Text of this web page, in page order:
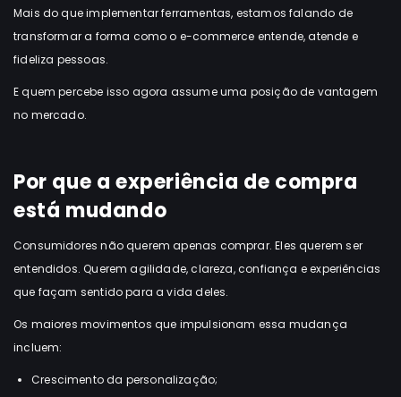
Mais do que implementar ferramentas, estamos falando de
transformar a forma como o e-commerce entende, atende e
fideliza pessoas.
E quem percebe isso agora assume uma posição de vantagem
no mercado.
Por que a experiência de compra
está mudando
Consumidores não querem apenas comprar. Eles querem ser
entendidos. Querem agilidade, clareza, confiança e experiências
que façam sentido para a vida deles.
Os maiores movimentos que impulsionam essa mudança
incluem:
Crescimento da personalização;